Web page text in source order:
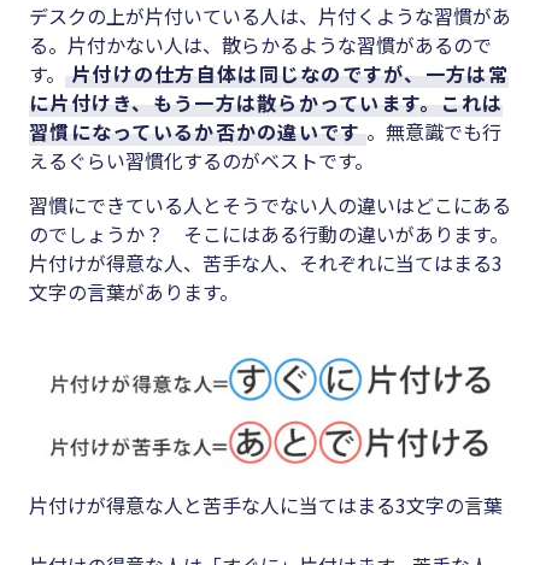
デスクの上が片付いている人は、片付くような習慣があ
る。片付かない人は、散らかるような習慣があるので
す。
片付けの仕方自体は同じなのですが、一方は常
に片付けき、もう一方は散らかっています。これは
習慣になっているか否かの違いです 。無意識でも行
えるぐらい習慣化するのがベストです。
習慣にできている人とそうでない人の違いはどこにある
のでしょうか？ そこにはある行動の違いがあります。
片付けが得意な人、苦手な人、それぞれに当てはまる3
文字の言葉があります。
片付けが得意な人と苦手な人に当てはまる3文字の言葉